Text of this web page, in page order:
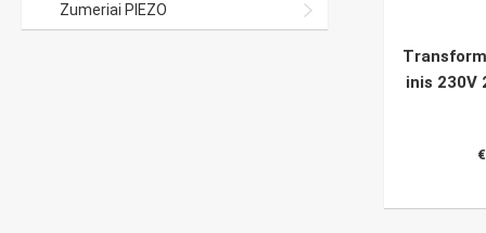
Zumeriai PIEZO
inis 230V